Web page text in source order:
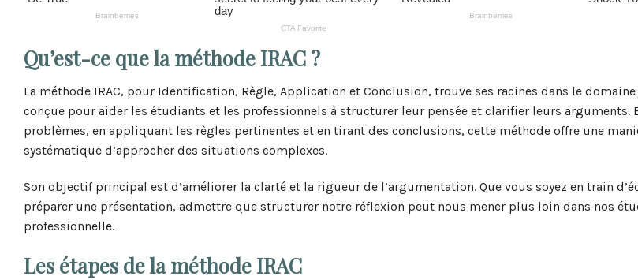
Qu’est-ce que la méthode IRAC ?
La méthode IRAC, pour Identification, Règle, Application et Conclusion, trouve ses racines dans le
conçue pour aider les étudiants et les professionnels à structurer leur pensée et clarifier leurs arguments.
problèmes, en appliquant les règles pertinentes et en tirant des conclusions, cette méthode offre une
systématique d’approcher des situations complexes.
Son objectif principal est d’améliorer la clarté et la rigueur de l’argumentation. Que vous soyez en train
préparer une présentation, admettre que structurer notre réflexion peut nous mener plus loin dans nos
professionnelle.
Les étapes de la méthode IRAC